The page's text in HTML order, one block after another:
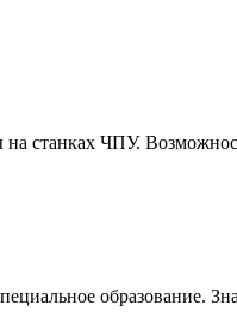
станках ЧПУ.
образование.